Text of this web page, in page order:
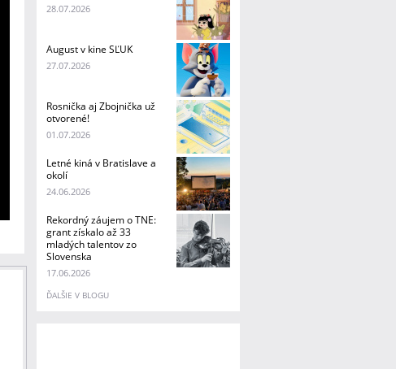
28.07.2026
August v kine SĽUK
27.07.2026
Rosnička aj Zbojnička už
otvorené!
01.07.2026
Letné kiná v Bratislave a
okolí
24.06.2026
Rekordný záujem o TNE:
grant získalo až 33
mladých talentov zo
Slovenska
17.06.2026
ĎALŠIE V BLOGU